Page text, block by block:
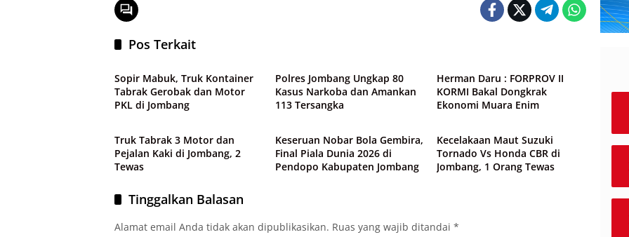
Pos Terkait
Peristiwa
Sopir Mabuk, Truk Kontainer
Tabrak Gerobak dan Motor
PKL di Jombang
Polres Jombang Ungkap 80
Kasus Narkoba dan Amankan
113 Tersangka
Herman Daru : FORPROV II
KORMI Bakal Dongkrak
Ekonomi Muara Enim
Peristiwa
Truk Tabrak 3 Motor dan
Pejalan Kaki di Jombang, 2
Tewas
Peristiwa
Keseruan Nobar Bola Gembira,
Final Piala Dunia 2026 di
Pendopo Kabupaten Jombang
Peristiwa
Kecelakaan Maut Suzuki
Tornado Vs Honda CBR di
Jombang, 1 Orang Tewas
Tinggalkan Balasan
Alamat email Anda tidak akan dipublikasikan. Ruas yang wajib ditandai *